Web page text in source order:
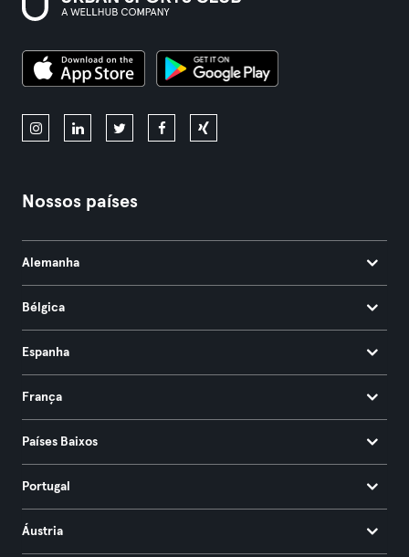
Nossos países
Alemanha
Bélgica
Espanha
França
Países Baixos
Portugal
Áustria